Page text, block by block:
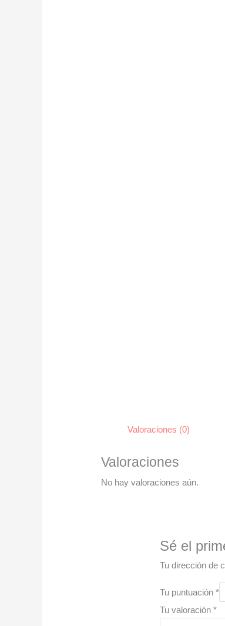
Valoraciones (0)
Valoraciones
No hay valoraciones aún.
Sé el
Tu dirección de
Tu puntuación*
Tu valoración*